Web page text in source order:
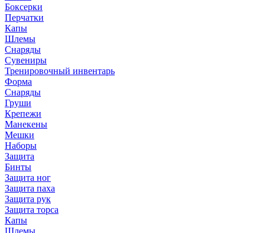
Боксерки
Перчатки
Капы
Шлемы
Снаряды
Сувениры
Тренировочный инвентарь
Форма
Снаряды
Груши
Крепежи
Манекены
Мешки
Наборы
Защита
Бинты
Защита ног
Защита паха
Защита рук
Защита торса
Капы
Шлемы